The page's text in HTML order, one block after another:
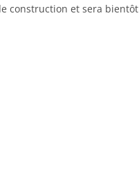
construction et sera bientôt